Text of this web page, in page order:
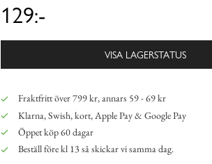
129:-
VISA LAGERSTATUS
Fraktfritt över 799 kr, annars 59 - 69 kr
Klarna, Swish, kort, Apple Pay & Google Pay
Öppet köp 60 dagar
Beställ före kl 13 så skickar vi samma dag.